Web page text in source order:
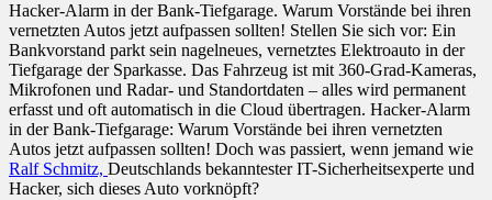
Hacker-Alarm in der Bank-Tiefgarage. Warum Vorstände bei ihren
vernetzten Autos jetzt aufpassen sollten! Stellen Sie sich vor: Ein
Bankvorstand parkt sein nagelneues, vernetztes Elektroauto in der
Tiefgarage der Sparkasse. Das Fahrzeug ist mit 360-Grad-Kameras,
Mikrofonen und Radar- und Standortdaten – alles wird permanent
erfasst und oft automatisch in die Cloud übertragen. Hacker-Alarm
in der Bank-Tiefgarage: Warum Vorstände bei ihren vernetzten
Autos jetzt aufpassen sollten! Doch was passiert, wenn jemand wie
Ralf Schmitz, Deutschlands bekanntester IT-Sicherheitsexperte und
Hacker, sich dieses Auto vorknöpft?